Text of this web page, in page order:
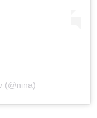
(@nina)